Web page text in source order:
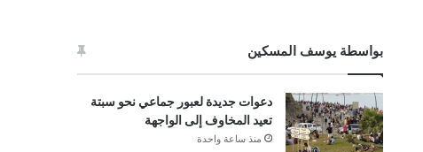
بواسطة يوسف المسكين
دعوات جديدة لعبور جماعي نحو سبتة
تعيد المخاوف إلى الواجهة
منذ ساعة واحدة